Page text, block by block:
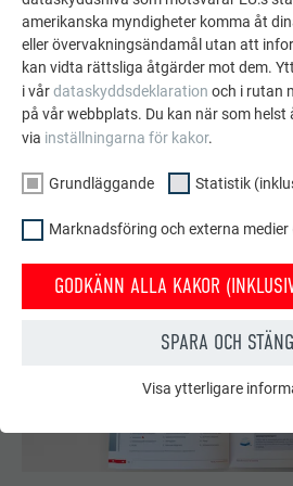
tak, solenergi och fasader.
SE FLER REFERENSER
amerikanska myndigheter komma åt
eller övervakningsändamål utan att
kan vidta rättsliga åtgärder mot dem.
i vårdataskyddsdeklaration och i rutan
på vår webbplats. Du kan när som
via inställningarna för kakor.
Grundläggande Statistik
Marknadsföring och externa medier
GODKÄNN ALLA KAKOR
SPARA OCH
GRUNDLÄGGANDE
grundläggande funktioner. Detta
fungerar korrekt.
Visa ytterligare